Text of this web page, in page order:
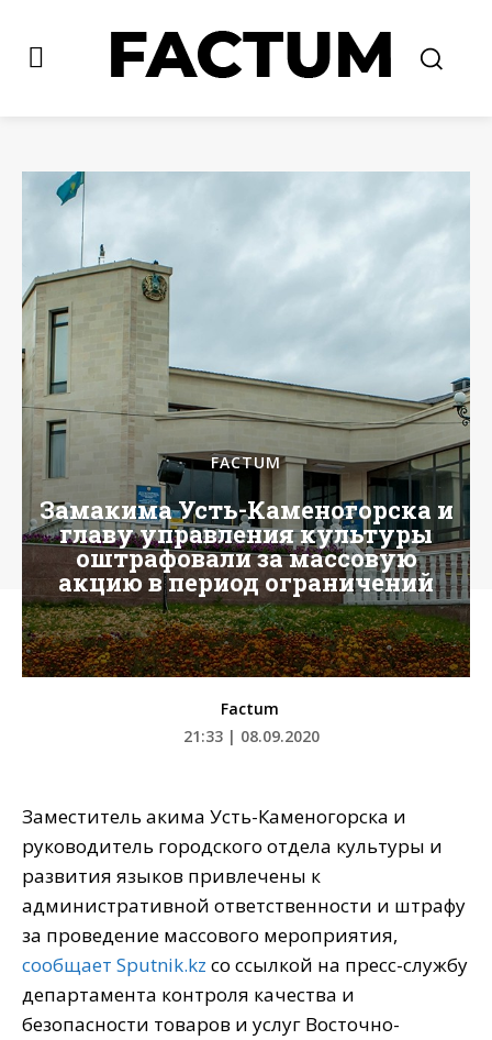
FACTUM
Замакима Усть-Каменогорска и
главу управления культуры
оштрафовали за массовую
акцию в период ограничений
Factum
21:33 | 08.09.2020
Заместитель акима Усть-Каменогорска и
руководитель городского отдела культуры и
развития языков привлечены к
административной ответственности и штрафу
за проведение массового мероприятия,
сообщает Sputnik.kz со ссылкой на пресс-службу
департамента контроля качества и
безопасности товаров и услуг Восточно-